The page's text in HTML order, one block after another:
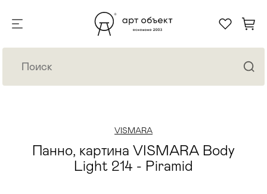
VISMARA
Панно, картина VISMARA Body
Light 214 - Piramid